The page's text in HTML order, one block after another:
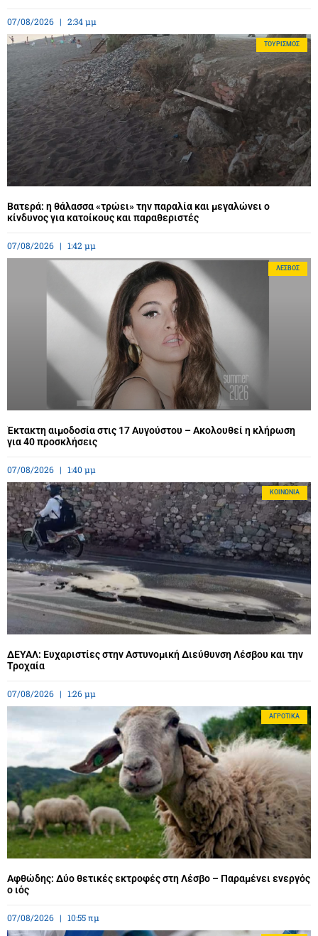
07/08/2026 2:34 μμ
ΤΟΥΡΙΣΜΌΣ
Βατερά: η θάλασσα «τρώει» την παραλία και μεγαλώνει ο
κίνδυνος για κατοίκους και παραθεριστές
07/08/2026 1:42 μμ
ΛΈΣΒΟΣ
Έκτακτη αιμοδοσία στις 17 Αυγούστου – Ακολουθεί η κλήρωση
για 40 προσκλήσεις
07/08/2026 1:40 μμ
ΚΟΙΝΩΝΊΑ
ΔΕΥΑΛ: Ευχαριστίες στην Αστυνομική Διεύθυνση Λέσβου και την
Τροχαία
07/08/2026 1:26 μμ
ΑΓΡΟΤΙΚΆ
Αφθώδης: Δύο θετικές εκτροφές στη Λέσβο – Παραμένει ενεργός
ο ιός
07/08/2026 10:55 πμ